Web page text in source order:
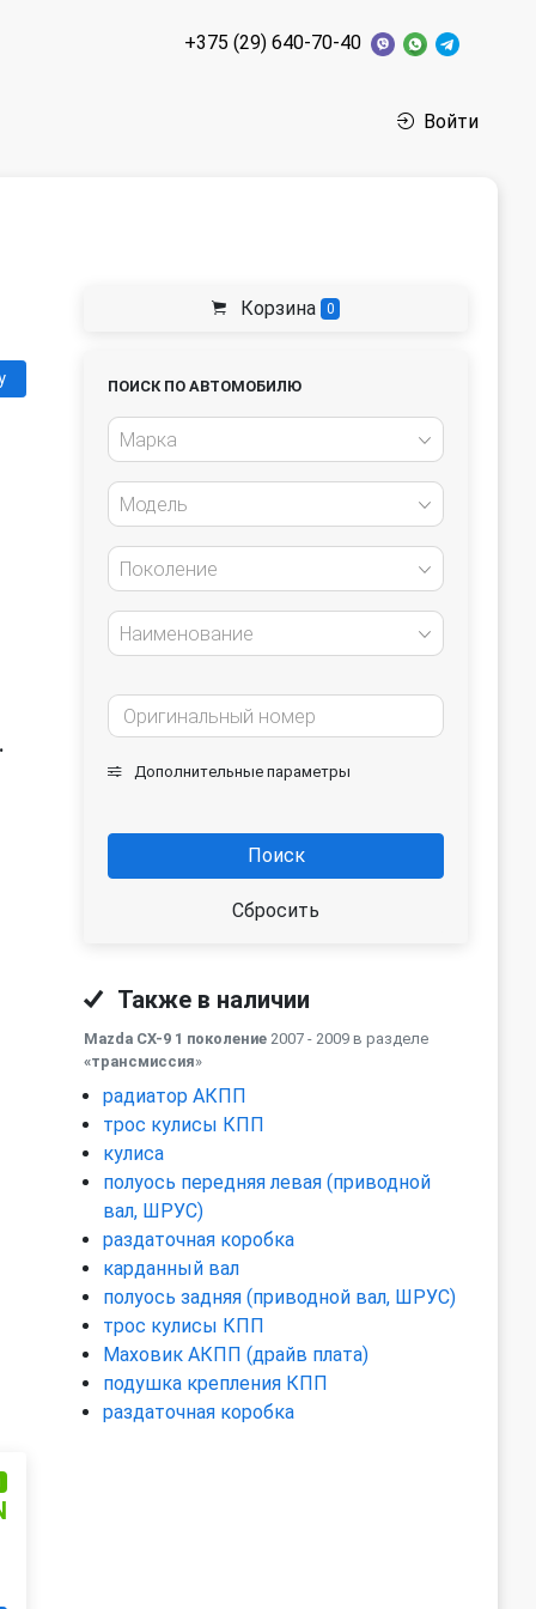
+375 (29) 640-70-40
Войти
Корзина 0
ПОИСК ПО АВТОМОБИЛЮ
Марка
Модель
Поколение
Наименование
Дополнительные параметры
Поиск
Сбросить
Также в наличии
Mazda CX-9 1 поколение 2007 - 2009 в разделе
«трансмиссия»
радиатор АКПП
трос кулисы КПП
кулиса
полуось передняя левая (приводной
вал, ШРУС)
раздаточная коробка
карданный вал
полуось задняя (приводной вал, ШРУС)
трос кулисы КПП
Маховик АКПП (драйв плата)
подушка крепления КПП
раздаточная коробка